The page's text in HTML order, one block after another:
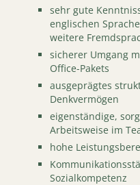
sehr gute
englischen
weitere
sicherer Umgang
Office-Pakets
ausgeprägtes
Denkvermögen
eigenständige,
Arbeitsweise im
hohe
Sozialkompetenz